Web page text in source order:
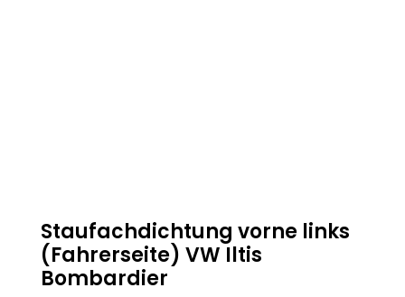
Staufachdichtung vorne links
(Fahrerseite) VW Iltis
Bombardier